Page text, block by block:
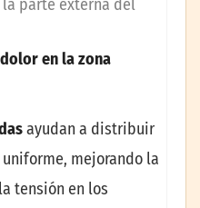
la parte externa del
dolor en la zona
ayudan a distribuir
mejorando la
tensión en los